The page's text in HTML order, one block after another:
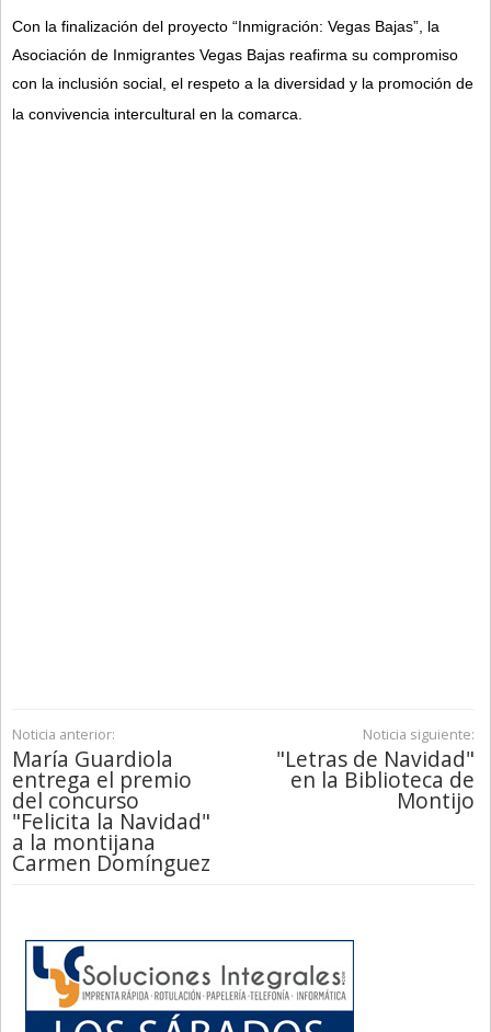
Con la finalización del proyecto “Inmigración: Vegas Bajas”, la
Asociación de Inmigrantes Vegas Bajas reafirma su compromiso
con la inclusión social, el respeto a la diversidad y la promoción de
la convivencia intercultural en la comarca.
Noticia anterior:
María Guardiola
entrega el premio
del concurso
"Felicita la Navidad"
a la montijana
Carmen Domínguez
Noticia siguiente:
"Letras de Navidad"
en la Biblioteca de
Montijo